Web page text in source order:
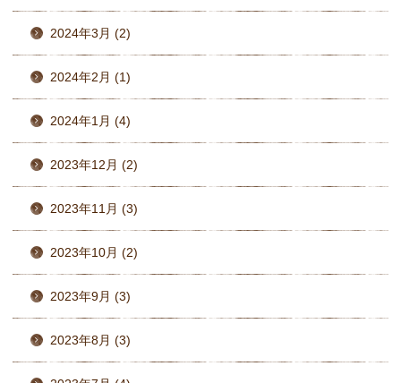
2024年3月 (2)
2024年2月 (1)
2024年1月 (4)
2023年12月 (2)
2023年11月 (3)
2023年10月 (2)
2023年9月 (3)
2023年8月 (3)